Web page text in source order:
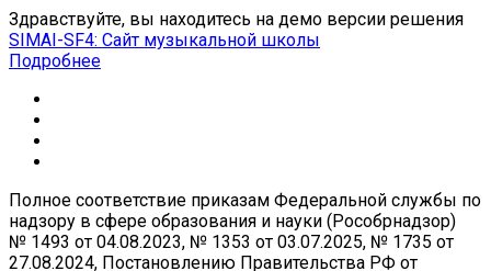
Здравствуйте, вы находитесь на демо версии решения
SIMAI-SF4: Сайт музыкальной школы
Подробнее
Полное соответствие приказам Федеральной службы по
надзору в сфере образования и науки (Рособрнадзор)
№ 1493 от 04.08.2023, № 1353 от 03.07.2025, № 1735 от
27.08.2024, Постановлению Правительства РФ от